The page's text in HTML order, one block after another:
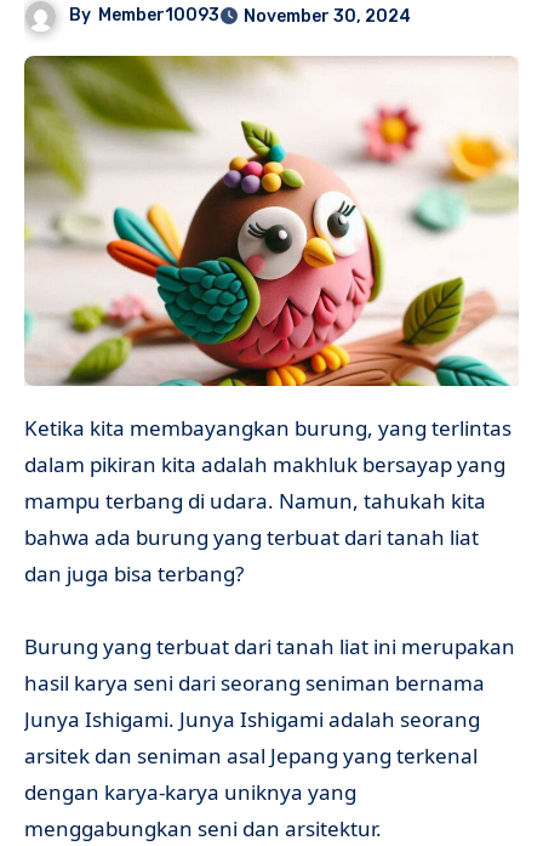
By Member10093 November 30, 2024
Ketika kita membayangkan burung, yang terlintas
dalam pikiran kita adalah makhluk bersayap yang
mampu terbang di udara. Namun, tahukah kita
bahwa ada burung yang terbuat dari tanah liat
dan juga bisa terbang?
Burung yang terbuat dari tanah liat ini merupakan
hasil karya seni dari seorang seniman bernama
Junya Ishigami. Junya Ishigami adalah seorang
arsitek dan seniman asal Jepang yang terkenal
dengan karya-karya uniknya yang
menggabungkan seni dan arsitektur.